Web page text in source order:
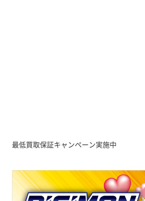
最低買取保証キャンペーン実施中